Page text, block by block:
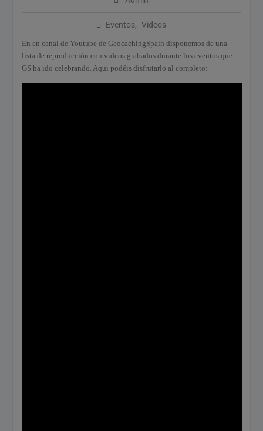
Evento del 1 de mayo de
2026
Eventos, Videos
En en canal de Youtube de GeocachingSpain disponemos de una
lista de reproducción con videos grabados durante los eventos que
GS ha ido celebrando. Aqui podéis disfrutarlo al completo: